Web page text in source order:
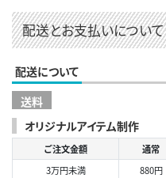
配送とお支払いについて
配送について
送料
オリジナルアイテム制作
ご注文金額 通常
3万円未満
880円